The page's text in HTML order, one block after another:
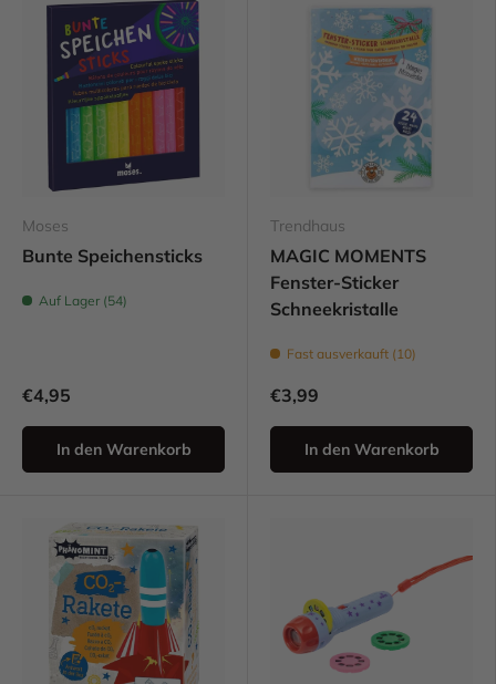
Moses
Bunte Speichensticks
Auf Lager (54)
€4,95
In den Warenkorb
Trendhaus
MAGIC MOMENTS
Fenster-Sticker
Schneekristalle
Fast ausverkauft (10)
€3,99
In den Warenkorb